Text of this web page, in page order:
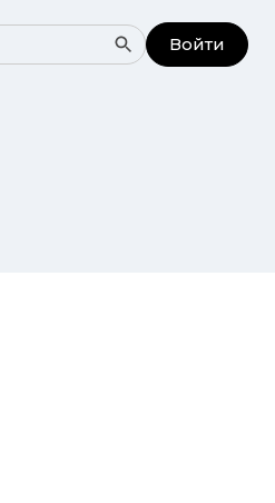
Войти